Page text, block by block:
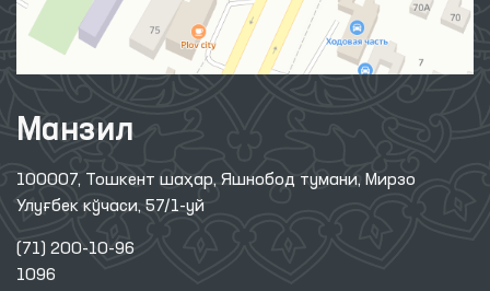
Манзил
100007, Тошкент шаҳар, Яшнобод тумани, Мирзо
Улуғбек кўчаси, 57/1-уй
(71) 200-10-96
1096